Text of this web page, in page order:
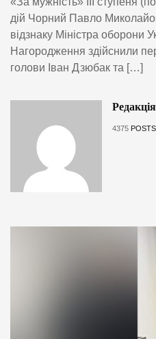
дій Чорний Павло
відзнаку Міністра оборони
Нагородження здійснили
голови Іван Дзюбак та […]
Редакція
4375 POSTS